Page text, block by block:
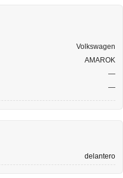
Volkswagen
AMAROK
—
—
delantero